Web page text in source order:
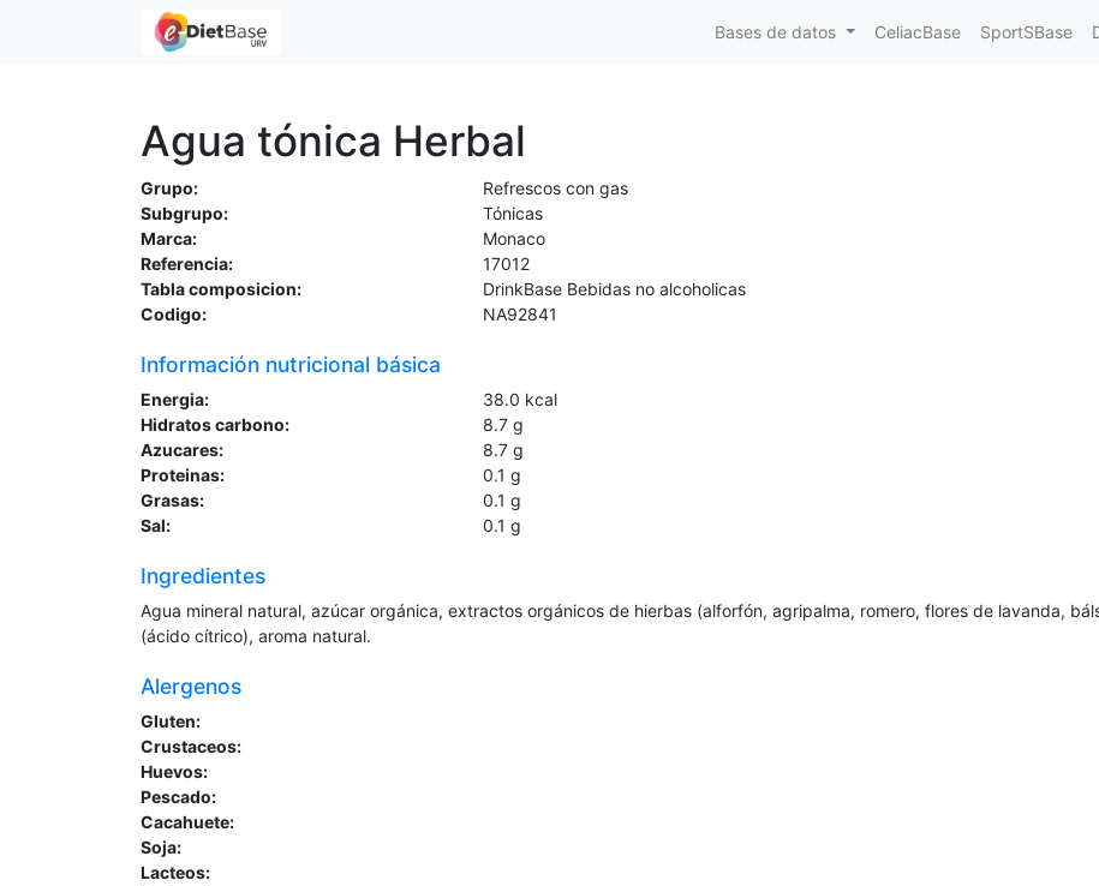
Bases de datos CeliacBase SportSBase
Agua tónica Herbal
Grupo:
Refrescos con gas
Subgrupo:
Tónicas
Marca:
Monaco
Referencia:
17012
Tabla composicion:
DrinkBase Bebidas no alcoholicas
Codigo:
NA92841
Información nutricional básica
Energia: 38.0 kcal
Hidratos carbono:
8.7 g
Azucares:
8.7 g
Proteinas:
0.1 g
Grasas:
0.1 g
Sal:
0.1 g
Ingredientes
Agua mineral natural, azúcar orgánica, extractos orgánicos de hierbas (alforfón, agripalma, romero, flores de lavanda,
(ácido cítrico), aroma natural.
Alergenos
Gluten:
Crustaceos:
Huevos:
Pescado:
Cacahuete:
Soja:
Lacteos: